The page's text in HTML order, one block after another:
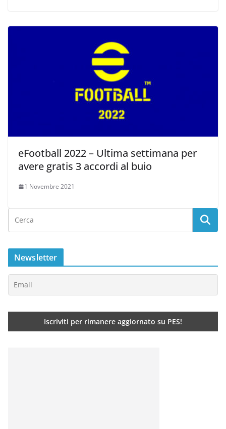
eFootball 2022 – Ultima settimana per
avere gratis 3 accordi al buio
1 Novembre 2021
Newsletter